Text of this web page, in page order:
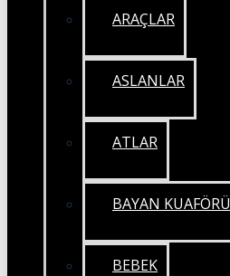
ARAÇLAR
ASLANLAR
ATLAR
BAYAN KUAFÖRÜ
BEBEK